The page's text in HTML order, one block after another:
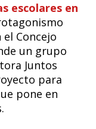
escolares en
Concejo
un grupo
Juntos
para
pone en